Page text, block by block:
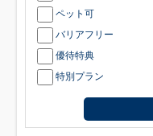
ペット可
バリアフリー
優待特典
特別プラン